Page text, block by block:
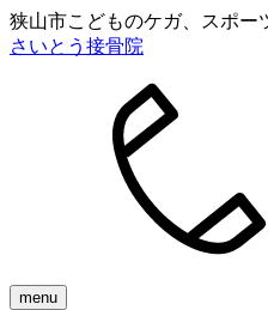
狭山市こどものケガ、スポー
さいとう接骨院
menu